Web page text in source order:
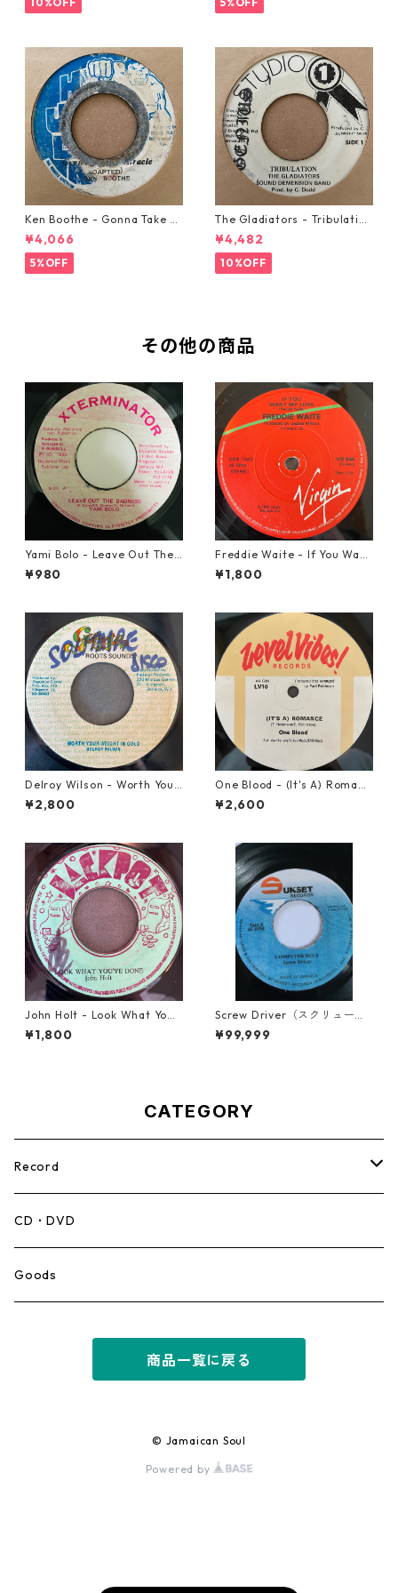
Ken Boothe - Gonna Take A
Miracle【7-21362】
¥4,066
5%OFF
The Gladiators - Tribulation
【7-21365】
¥4,482
10%OFF
その他の商品
Yami Bolo - Leave Out The
Badness 【7-10916】
¥980
Freddie Waite - If You Want
My Love【7-21943】
¥1,800
Delroy Wilson - Worth Your
Weight In Gold【7-21965】
¥2,800
One Blood - (It's A) Romanc
e【12-50054】
¥2,600
John Holt - Look What Yo
u've Done【7-21817】
¥1,800
Screw Driver（スクリュード
ライバー） - Computer Rule
【7'】
¥99,999
CATEGORY
Record
Mento,Calypso,Ballad
Ska
CD・DVD
Goods
商品一覧に戻る
© Jamaican Soul
Powered by